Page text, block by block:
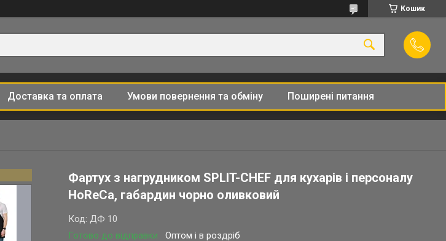
Кошик
Доставка та оплата Умови повернення та обміну Поширені питання
Фартух з нагрудником SPLIT-CHEF для кухарів і персоналу
HoReCa, габардин чорно оливковий
Готово до відправки Оптом і в роздріб
Код:ДФ 10